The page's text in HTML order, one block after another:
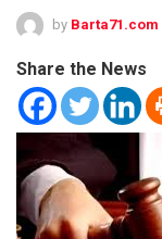
by Barta71.com
Share the News